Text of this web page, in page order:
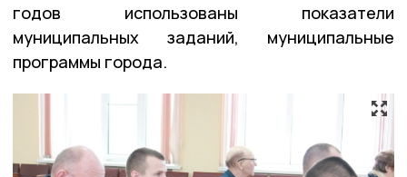
годов использованы показатели
муниципальных заданий, муниципальные
программы города.